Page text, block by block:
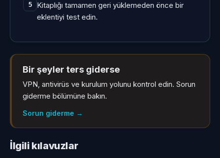
5
Kitaplığı tamamen geri yüklemeden önce bir
eklentiyi test edin.
Bir şeyler ters giderse
VPN, antivirüs ve kurulum yolunu kontrol edin. Sorun
giderme bölümüne bakın.
Sorun giderme →
İlgili kılavuzlar